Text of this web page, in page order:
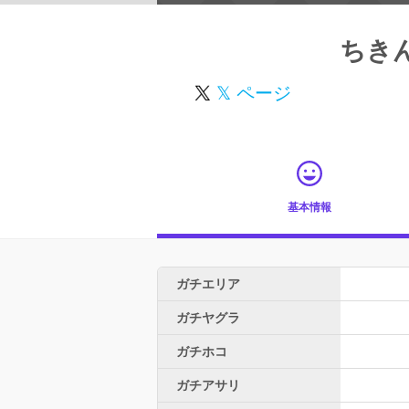
ちき
𝕏 ページ
基本情報
ガチエリア
ガチヤグラ
ガチホコ
ガチアサリ